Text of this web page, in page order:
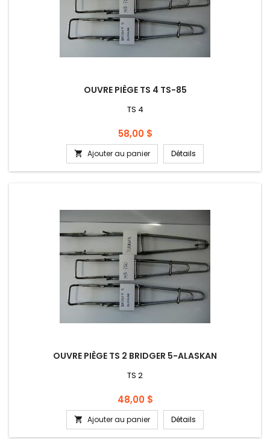
OUVRE PIÈGE TS 4 TS-85
TS 4
Prix
58,00 $
 Ajouter au panier Détails
OUVRE PIÈGE TS 2 BRIDGER 5-ALASKAN
TS 2
Prix
48,00 $
 Ajouter au panier Détails